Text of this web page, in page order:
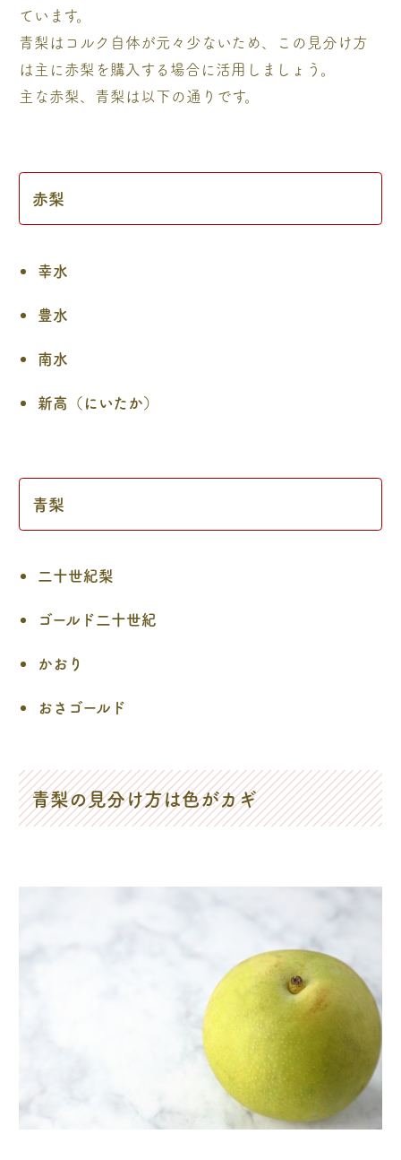
ています。
青梨はコルク自体が元々少ないため、この見分け方
は主に赤梨を購入する場合に活用しましょう。
主な赤梨、青梨は以下の通りです。
赤梨
幸水
豊水
南水
新高（にいたか）
青梨
二十世紀梨
ゴールド二十世紀
かおり
おさゴールド
青梨の見分け方は色がカギ